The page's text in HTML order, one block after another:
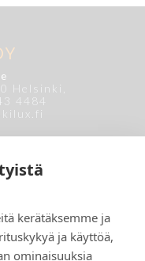
kerätäksemme ja
ja käyttöä,
ominaisuuksia
Helsinki,
4484